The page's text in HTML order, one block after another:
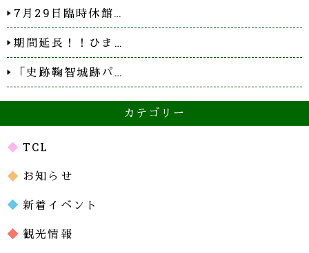
7月29日臨時休館…
期間延長！！ひま…
「史跡鞠智城跡パ…
カテゴリー
TCL
お知らせ
新着イベント
観光情報